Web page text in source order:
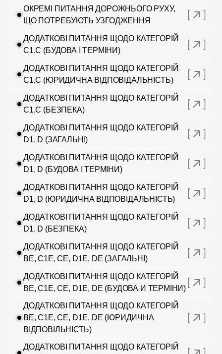
ОКРЕМІ ПИТАННЯ ДОРОЖНЬОГО РУХУ,
ЩО ПОТРЕБУЮТЬ УЗГОДЖЕННЯ
ДОДАТКОВІ ПИТАННЯ ЩОДО КАТЕГОРІЙ
C1,C (БУДОВА І ТЕРМІНИ)
ДОДАТКОВІ ПИТАННЯ ЩОДО КАТЕГОРІЙ
C1,C (ЮРИДИЧНА ВІДПОВІДАЛЬНІСТЬ)
ДОДАТКОВІ ПИТАННЯ ЩОДО КАТЕГОРІЙ
C1,C (БЕЗПЕКА)
ДОДАТКОВІ ПИТАННЯ ЩОДО КАТЕГОРІЙ
D1, D (ЗАГАЛЬНІ)
ДОДАТКОВІ ПИТАННЯ ЩОДО КАТЕГОРІЙ
D1, D (БУДОВА І ТЕРМІНИ)
ДОДАТКОВІ ПИТАННЯ ЩОДО КАТЕГОРІЙ
D1, D (ЮРИДИЧНА ВІДПОВІДАЛЬНІСТЬ)
ДОДАТКОВІ ПИТАННЯ ЩОДО КАТЕГОРІЙ
D1, D (БЕЗПЕКА)
ДОДАТКОВІ ПИТАННЯ ЩОДО КАТЕГОРІЙ
BE, C1E, CE, D1E, DE (ЗАГАЛЬНІ)
ДОДАТКОВІ ПИТАННЯ ЩОДО КАТЕГОРІЙ
BE, C1E, CE, D1E, DE (БУДОВА И ТЕРМІНИ)
ДОДАТКОВІ ПИТАННЯ ЩОДО КАТЕГОРІЙ
BE, C1E, CE, D1E, DE (ЮРИДИЧНА
ВІДПОВІЛЬНІСТЬ)
ДОДАТКОВІ ПИТАННЯ ЩОДО КАТЕГОРІЙ